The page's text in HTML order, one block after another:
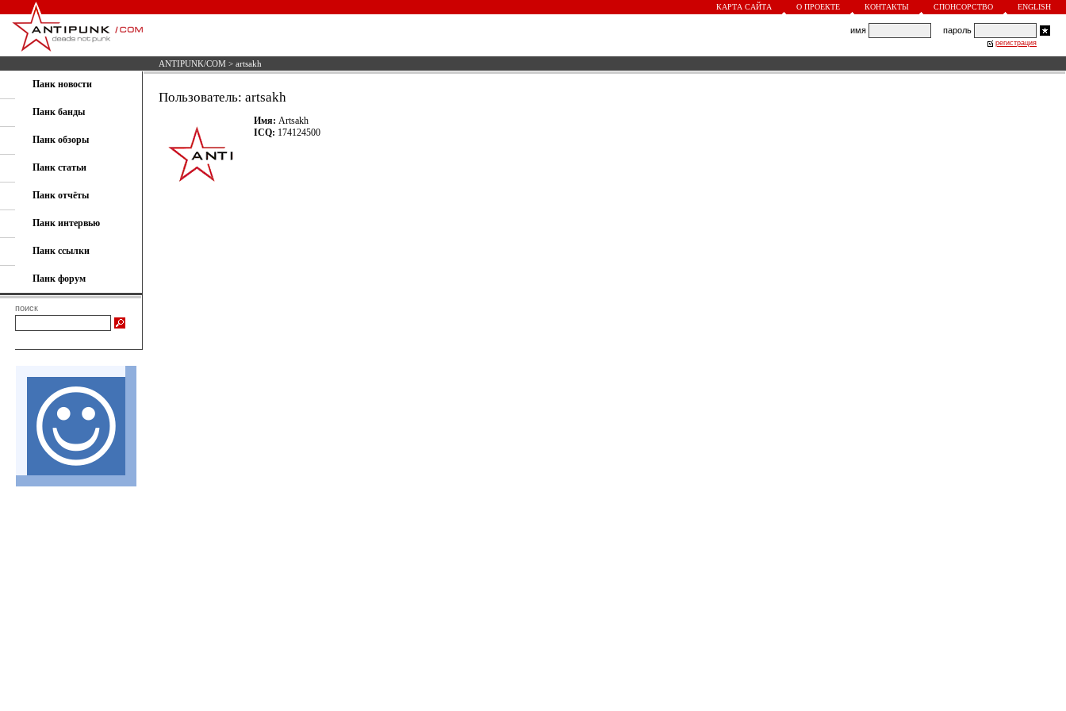
КАРТА САЙТА О ПРОЕКТЕ КОНТАКТЫ СПОНСОРСТВО ENGLISH
имя пароль
регистрация
ANTIPUNK/COM > artsakh
Панк новости
Панк банды
Панк обзоры
Панк статьи
Панк отчёты
Панк интервью
Панк ссылки
Панк форум
поиск
Пользователь: artsakh
Имя: Artsakh
ICQ: 174124500